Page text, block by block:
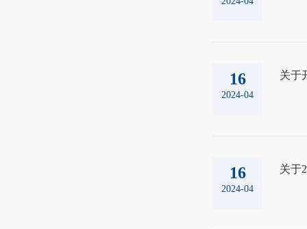
16
2024-04
关于
16
2024-04
关于